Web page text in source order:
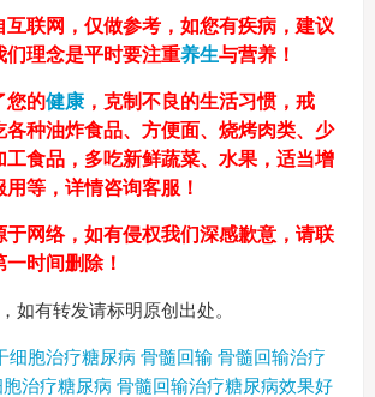
互联网，仅做参考，如您有疾病，建议
们理念是平时要注重养生与营养！
您的健康，克制不良的生活习惯，戒
各种油炸食品、方便面、烧烤肉类、少
工食品，多吃新鲜蔬菜、水果，适当增
用等，详情咨询客服！
于网络，如有侵权我们深感歉意，请联
时间删除！
如有转发请标明原创出处。
细胞治疗糖尿病 骨髓回输 骨髓回输治疗
治疗糖尿病 骨髓回输治疗糖尿病效果好